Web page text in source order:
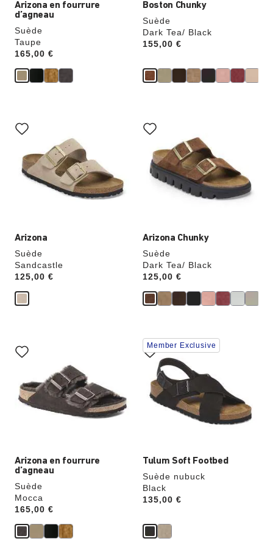
Arizona en fourrure
d’agneau
Suède
Taupe
Price:
165,00 €
Boston Chunky
Suède
Dark Tea/ Black
Price:
155,00 €
Arizona
Suède
Sandcastle
Price:
125,00 €
sur
les
échantillons
couleurs
modifiera
Arizona Chunky
Suède
Dark Tea/ Black
Price:
125,00 €
sur
les
échantillons
couleurs
modifiera
Arizona en fourrure
d’agneau
Suède
Mocca
Price:
165,00 €
sur
les
échantillons
couleurs
modifiera
Tulum Soft Footbed
Suède nubuck
Black
Price:
135,00 €
Cliquer
sur
les
échantillons
couleurs
modifiera
Member Exclusive